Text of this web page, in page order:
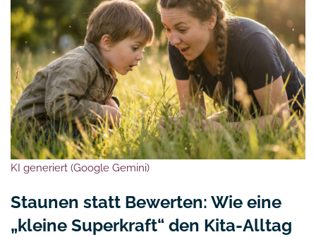
KI generiert (Google Gemini)
Staunen statt Bewerten: Wie eine
„kleine Superkraft“ den Kita-Alltag